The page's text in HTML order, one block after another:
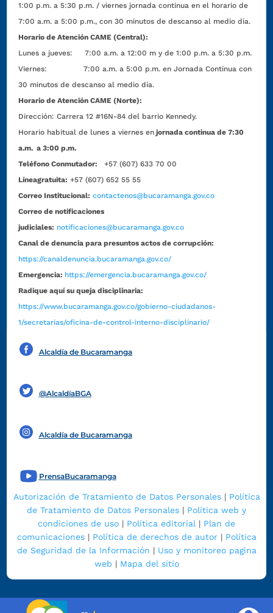
1:00 p.m. a 5:30 p.m. / viernes jornada continua en el horario de
7:00 a.m. a 5:00 p.m., con 30 minutos de descanso al medio día.
Horario de Atención CAME (Central):
Lunes a jueves: 7:00 a.m. a 12:00 m y de 1:00 p.m. a 5:30 p.m.
Viernes: 7:00 a.m. a 5:00 p.m. en Jornada Continua con
30 minutos de descanso al medio día.
Horario de Atención CAME (Norte):
Dirección:Carrera 12 #16N-84 del barrio Kennedy.
Horario habitual de lunes a viernes en jornada continua de 7:30
a.m. a 3:00 p.m.
Teléfono Conmutador:
+57 (607) 633 70 00
Líneagratuita: +57 (607) 652 55 55
Correo Institucional: contactenos@bucaramanga.gov.co
Correo de notificaciones
judiciales: notificaciones@bucaramanga.gov.co
Canal de denuncia para presuntos actos de corrupción:
https://canaldenuncia.bucaramanga.gov.co/
Emergencia: https://emergencia.bucaramanga.gov.co/
Radique aquí su queja disciplinaria:
https://www.bucaramanga.gov.co/gobierno-ciudadanos-
1/secretarias/oficina-de-control-interno-disciplinario/
Alcaldía de Bucaramanga
@AlcaldíaBGA
Alcaldía de Bucaramanga
PrensaBucaramanga
Autorización de Tratamiento de Datos Personales| Política
de Tratamiento de Datos Personales | Política web y
condiciones de uso | Política editorial | Plan de
comunicaciones| Política de derechos de autor| Política
de Seguridad de la Información | Uso y monitoreo pagina
web | Mapa del sitio